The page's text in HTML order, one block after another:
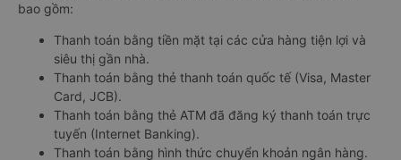
bao gồm:
Thanh toán bằng tiền mặt tại các cửa hàng tiện lợi và
siêu thị gần nhà.
Thanh toán bằng thẻ thanh toán quốc tế (Visa, Master
Card, JCB).
Thanh toán bằng thẻ ATM đã đăng ký thanh toán trực
tuyến (Internet Banking).
Thanh toán bằng hình thức chuyển khoản ngân hàng.